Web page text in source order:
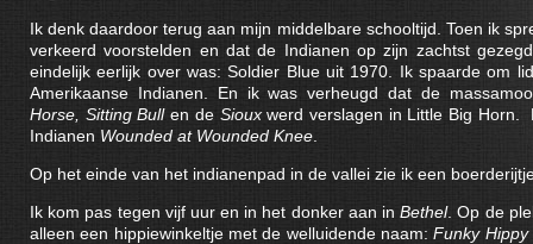
Ik denk daardoor terug aan mijn middelbare schooltijd. Toen ik
verkeerd voorstelden en dat de Indianen op zijn zachtst
eindelijk eerlijk over was: Soldier Blue uit 1970. Ik spaarde om
Amerikaanse Indianen. En ik was verheugd dat de
Horse, Sitting Bullen de Siouxwerd verslagen in Little Big Horn.
Indianen Wounded at Wounded Knee
Op het einde van het indianenpad in de vallei zie ik een
Ik kom pas tegen vijf uur en in het donker aan inBethel. Op de
alleen een hippiewinkeltje met de welluidende naam:Funky Hippy